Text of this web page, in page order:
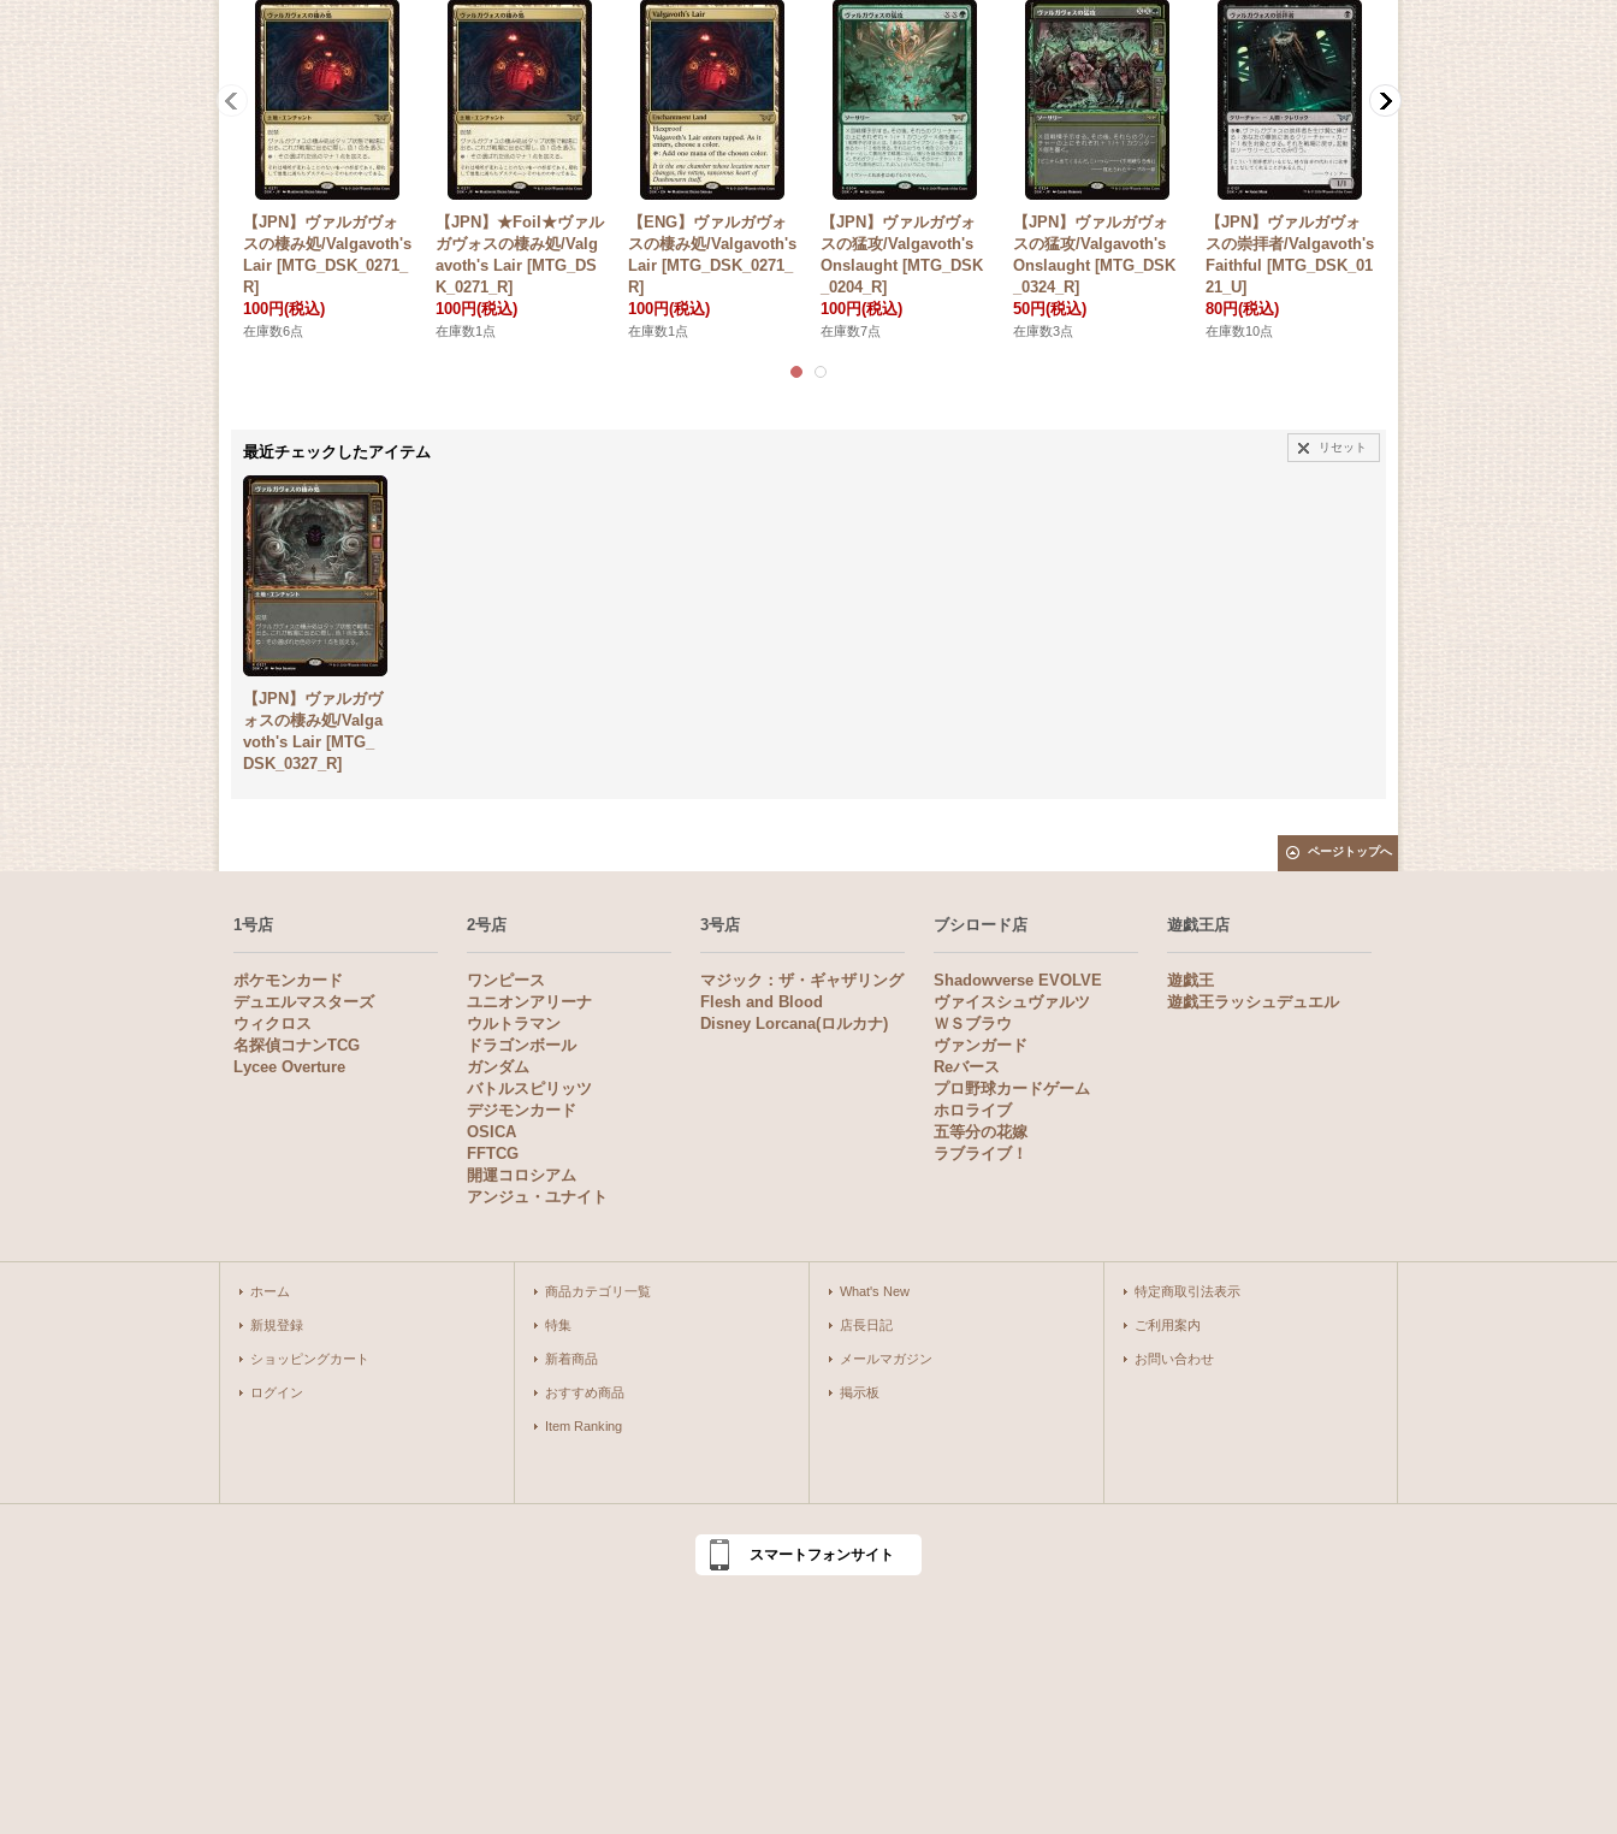
【JPN】ヴァルガヴォ
スの棲み処/Valgavoth's
Lair [MTG_DSK_0271_
R]
100円(税込)
在庫数6点
【JPN】★Foil★ヴァル
ガヴォスの棲み処/Valg
avoth's Lair [MTG_DS
K_0271_R]
100円(税込)
在庫数1点
【ENG】ヴァルガヴォ
スの棲み処/Valgavoth's
Lair [MTG_DSK_0271_
R]
100円(税込)
在庫数1点
【JPN】ヴァルガヴォ
スの猛攻/Valgavoth's
Onslaught [MTG_DSK
_0204_R]
100円(税込)
在庫数7点
【JPN】ヴァルガヴォ
スの猛攻/Valgavoth's
Onslaught [MTG_DSK
_0324_R]
50円(税込)
在庫数3点
【JPN】ヴァルガヴォ
スの崇拝者/Valgavoth's
Faithful [MTG_DSK_01
21_U]
80円(税込)
在庫数10点
最近チェックしたアイテム リセット
【JPN】ヴァルガヴ
ォスの棲み処/Valga
voth's Lair [MTG_
DSK_0327_R]
ページトップへ
1号店
ポケモンカード
デュエルマスターズ
ウィクロス
名探偵コナンTCG
Lycee Overture
2号店
ワンピース
ユニオンアリーナ
ウルトラマン
ドラゴンボール
ガンダム
バトルスピリッツ
デジモンカード
OSICA
FFTCG
開運コロシアム
アンジュ・ユナイト
3号店
マジック：ザ・ギャザリング
Flesh and Blood
Disney Lorcana(ロルカナ)
ブシロード店
Shadowverse EVOLVE
ヴァイスシュヴァルツ
ＷＳブラウ
ヴァンガード
Reバース
プロ野球カードゲーム
ホロライブ
五等分の花嫁
ラブライブ！
遊戯王店
遊戯王
遊戯王ラッシュデュエル
ホーム
新規登録
ショッピングカート
ログイン
商品カテゴリ一覧
特集
新着商品
おすすめ商品
Item Ranking
What's New
店長日記
メールマガジン
掲示板
特定商取引法表示
ご利用案内
お問い合わせ
スマートフォンサイト